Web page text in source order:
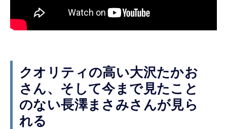
クオリティの高い大沢たかお
さん、そして今まで見たこと
のない長澤まさみさんが見ら
れる